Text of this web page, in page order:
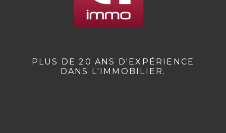
PLUS DE 20 ANS D'EXPÉRIENCE
DANS L'IMMOBILIER.